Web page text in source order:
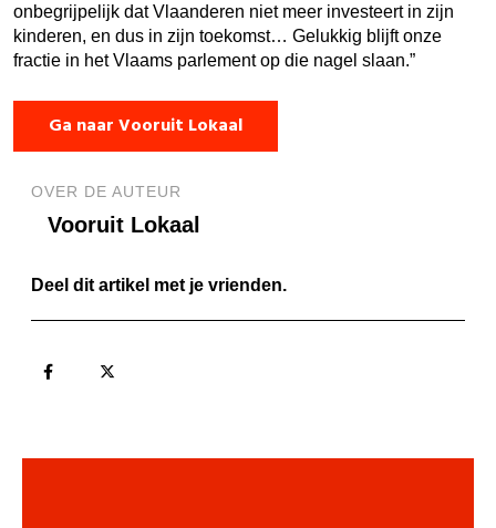
onbegrijpelijk dat Vlaanderen niet meer investeert in zijn
kinderen, en dus in zijn toekomst… Gelukkig blijft onze
fractie in het Vlaams parlement op die nagel slaan.”
Ga naar Vooruit Lokaal
OVER DE AUTEUR
Vooruit Lokaal
Deel dit artikel met je vrienden.